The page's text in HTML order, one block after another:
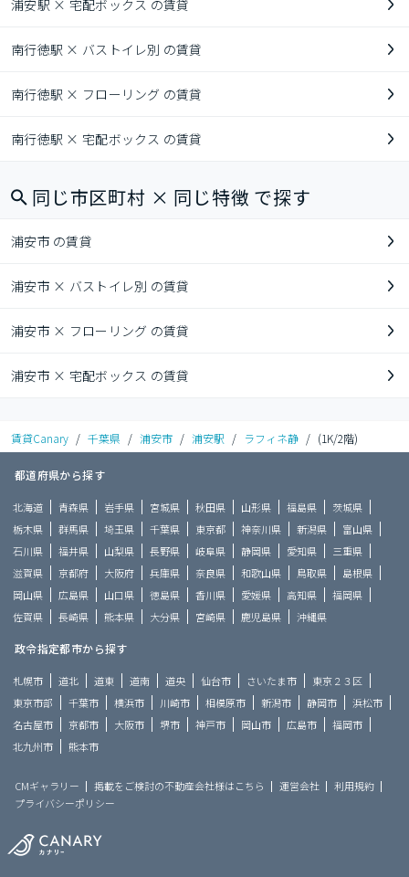
浦安駅 × 宅配ボックス の賃貸
南行徳駅 × バストイレ別 の賃貸
南行徳駅 × フローリング の賃貸
南行徳駅 × 宅配ボックス の賃貸
同じ市区町村 × 同じ特徴 で探す
浦安市 の賃貸
浦安市 × バストイレ別 の賃貸
浦安市 × フローリング の賃貸
浦安市 × 宅配ボックス の賃貸
賃貸Canary / 千葉県 / 浦安市 / 浦安駅 / ラフィネ静 / (1K/2階)
都道府県から探す
北海道 青森県 岩手県 宮城県 秋田県 山形県 福島県
茨城県
栃木県
群馬県 埼玉県 千葉県 東京都 神奈川県 新潟県
富山県
石川県
福井県 山梨県 長野県 岐阜県 静岡県 愛知県
三重県
滋賀県
京都府 大阪府 兵庫県 奈良県 和歌山県 鳥取県
島根県
岡山県
広島県 山口県 徳島県 香川県 愛媛県 高知県
福岡県
佐賀県
長崎県 熊本県 大分県 宮崎県 鹿児島県 沖縄県
政令指定都市から探す
札幌市 道北 道東 道南 道央 仙台市 さいたま市
東京２３区
東京市部
千葉市 横浜市 川崎市 相模原市 新潟市 静岡市
浜松市
名古屋市
京都市 大阪市 堺市 神戸市 岡山市 広島市
福岡市
北九州市
熊本市
CMギャラリー 掲載をご検討の不動産会社様はこちら 運営会社
利用規約
プライバシーポリシー